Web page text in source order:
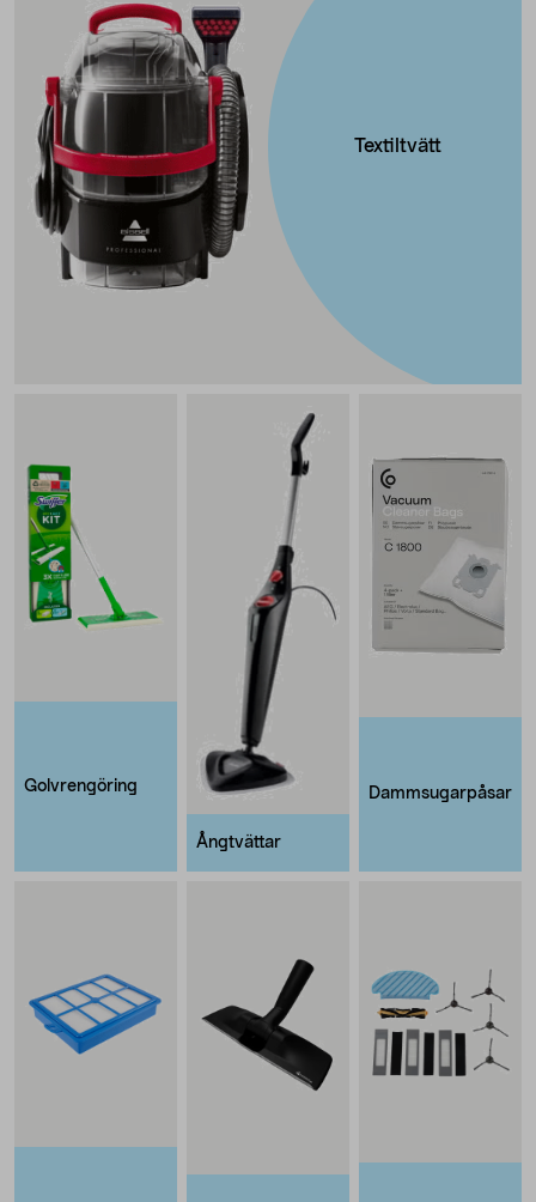
Textiltvätt
Golvrengöring
Ångtvättar
Dammsugarpåsar